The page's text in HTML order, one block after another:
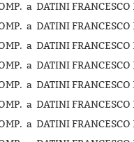
a DATINI
a DATINI
a DATINI
a DATINI
a DATINI
a DATINI
a DATINI